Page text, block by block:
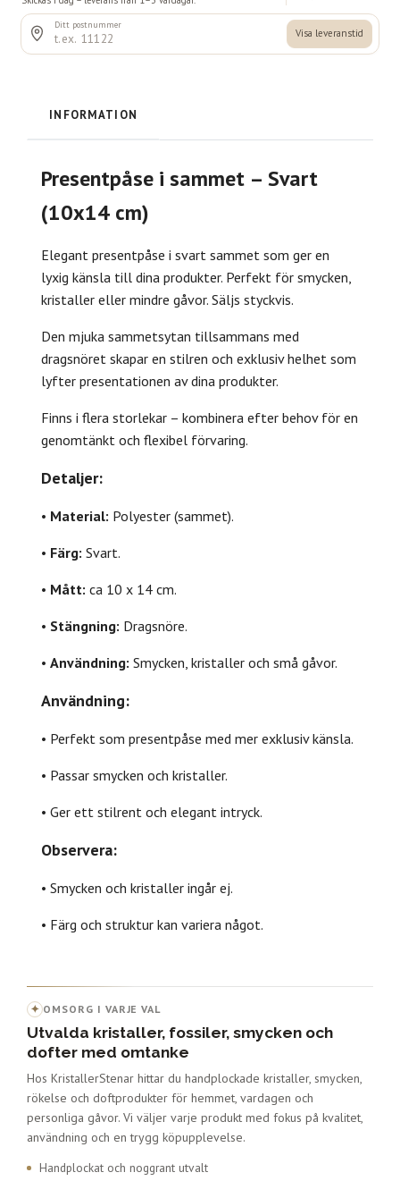
INFORMATION
Presentpåse i sammet – Svart
(10x14 cm)
Elegant presentpåse i svart sammet som ger en
lyxig känsla till dina produkter. Perfekt för smycken,
kristaller eller mindre gåvor. Säljs styckvis.
Den mjuka sammetsytan tillsammans med
dragsnöret skapar en stilren och exklusiv helhet som
lyfter presentationen av dina produkter.
Finns i flera storlekar – kombinera efter behov för en
genomtänkt och flexibel förvaring.
Detaljer:
• Material: Polyester (sammet).
• Färg: Svart.
• Mått: ca 10 x 14 cm.
• Stängning: Dragsnöre.
• Användning: Smycken, kristaller och små gåvor.
Användning:
• Perfekt som presentpåse med mer exklusiv känsla.
• Passar smycken och kristaller.
• Ger ett stilrent och elegant intryck.
Observera:
• Smycken och kristaller ingår ej.
• Färg och struktur kan variera något.
✦ OMSORG I VARJE VAL
Utvalda kristaller, fossiler, smycken och
dofter med omtanke
Hos KristallerStenar hittar du handplockade kristaller, smycken,
rökelse och doftprodukter för hemmet, vardagen och
personliga gåvor. Vi väljer varje produkt med fokus på kvalitet,
användning och en trygg köpupplevelse.
Handplockat och noggrant utvalt